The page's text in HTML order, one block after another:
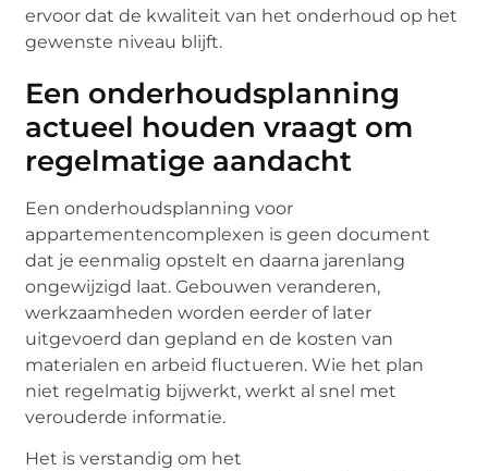
ervoor dat de kwaliteit van het onderhoud op het
gewenste niveau blijft.
Een onderhoudsplanning
actueel houden vraagt om
regelmatige aandacht
Een onderhoudsplanning voor
appartementencomplexen is geen document
dat je eenmalig opstelt en daarna jarenlang
ongewijzigd laat. Gebouwen veranderen,
werkzaamheden worden eerder of later
uitgevoerd dan gepland en de kosten van
materialen en arbeid fluctueren. Wie het plan
niet regelmatig bijwerkt, werkt al snel met
verouderde informatie.
Het is verstandig om het